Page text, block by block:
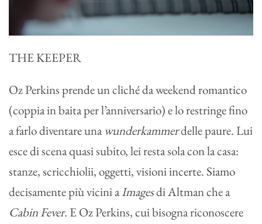
THE KEEPER
Oz Perkins prende un cliché da weekend romantico
(coppia in baita per l’anniversario) e lo restringe fino
a farlo diventare unawunderkammerdelle paure. Lui
esce di scena quasi subito, lei resta sola con la casa:
stanze, scricchiolii, oggetti, visioni incerte. Siamo
decisamente più vicini aImagesdi Altman che a
Cabin Fever. E Oz Perkins, cui bisogna riconoscere